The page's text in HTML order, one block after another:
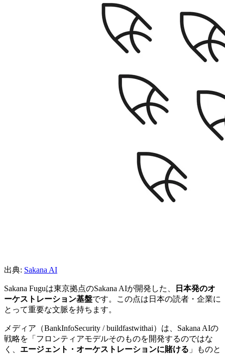
出典: Sakana AI
Sakana Fuguは東京拠点のSakana AIが開発した、
日本発のオ
ーケストレーション基盤です。この点は日本の読者・企業に
とって重要な文脈を持ちます。
メディア（BankInfoSecurity / buildfastwithai）は、Sakana AIの
戦略を「フロンティアモデルそのものを開発するのではな
く、 エージェント・オーケストレーションに賭ける 」ものと